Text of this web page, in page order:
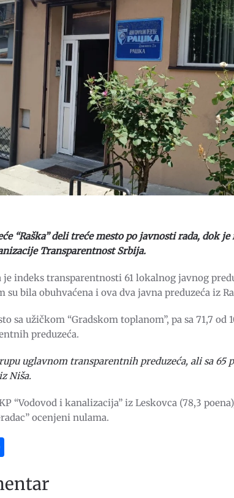
“Raška” deli treće mesto po javnosti rada, dok
Transparentnost Srbija.
indeks transparentnosti 61 lokalnog javnog
bila obuhvaćena i ova dva javna preduzeća iz
sa užičkom “Gradskom toplanom”, pa sa 71,7 od
preduzeća.
uglavnom transparentnih preduzeća, ali sa 65
Niša.
“Vodovod i kanalizacija” iz Leskovca (78,3
ocenjeni nulama.